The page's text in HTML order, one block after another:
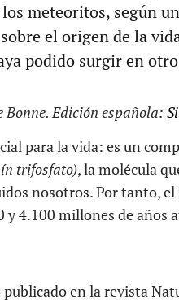
meteoritos, según
el origen de la
podido surgir en
Edición española:
para la vida: es un
trifosfato), la molécula
nosotros. Por tanto,
y 4.100 millones de años
en la revista